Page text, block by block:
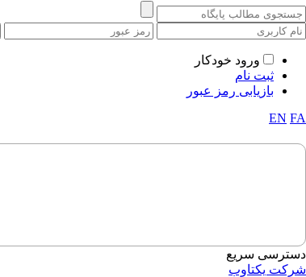
ورود خودکار
ثبت نام
بازیابی رمز عبور
EN FA
دسترسی سریع
شرکت یکتاوب